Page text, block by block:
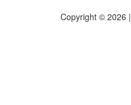
Copyright © 2026 |